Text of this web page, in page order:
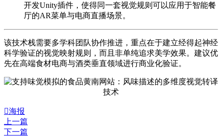
开发Unity插件，使得同一套视觉规则可以应用于智能餐
厅的AR菜单与电商直播场景。
该技术栈需要多学科团队协作推进，重点在于建立经得起神经
科学验证的视觉映射规则，而且非单纯追求美学效果。建议优
先在高端食材电商与酒类垂直领域进行商业化验证。
海报
上一篇
下一篇